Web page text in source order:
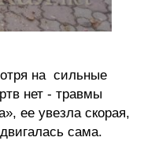
на сильные
нет - травмы
ее увезла скорая,
сама.